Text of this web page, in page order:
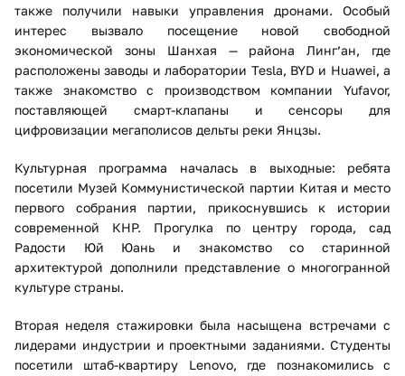
также получили навыки управления дронами. Особый
интерес вызвало посещение новой свободной
экономической зоны Шанхая — района Линг’ан, где
расположены заводы и лаборатории Tesla, BYD и Huawei, а
также знакомство с производством компании Yufavor,
поставляющей смарт-клапаны и сенсоры для
цифровизации мегаполисов дельты реки Янцзы.
Культурная программа началась в выходные: ребята
посетили Музей Коммунистической партии Китая и место
первого собрания партии, прикоснувшись к истории
современной КНР. Прогулка по центру города, сад
Радости Юй Юань и знакомство со старинной
архитектурой дополнили представление о многогранной
культуре страны.
Вторая неделя стажировки была насыщена встречами с
лидерами индустрии и проектными заданиями. Студенты
посетили штаб-квартиру Lenovo, где познакомились с